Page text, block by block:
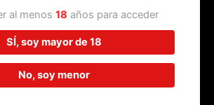
en algo increíble,
¡vuelve pronto!
al menos18 años para acceder
SÍ, soy mayor de 18
No, soy menor